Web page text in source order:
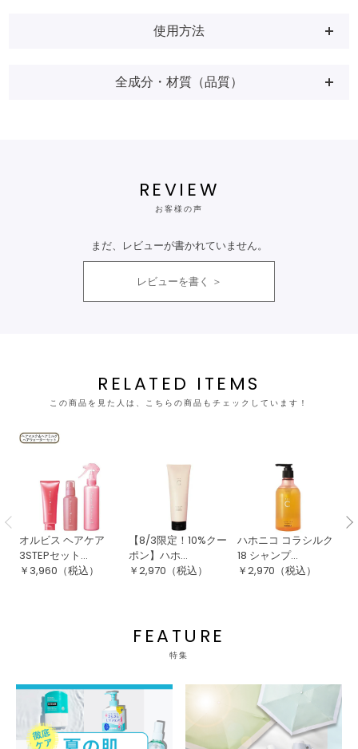
使用方法
全成分・材質（品質）
REVIEW
お客様の声
まだ、レビューが書かれていません。
レビューを書く
RELATED ITEMS
この商品を見た人は、こちらの商品もチェックしています！
オルビス ヘアケア
3STEPセット...
￥ 3,960 （税込）
【8/3限定！10%クー
ポン】ハホ...
￥2,970 （税込）
ハホニコ コラシルク
18 シャンプ...
￥2,970 （税込）
FEATURE
特集